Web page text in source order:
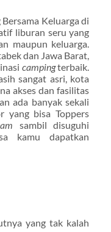
Keluarga di
liburan seru yang
maupun keluarga.
dan Jawa Barat,
campingterbaik.
sangat asri, kota
akses dan fasilitas
ada banyak sekali
yang bisa Toppers
sambil disuguhi
kamu dapatkan
yang tak kalah